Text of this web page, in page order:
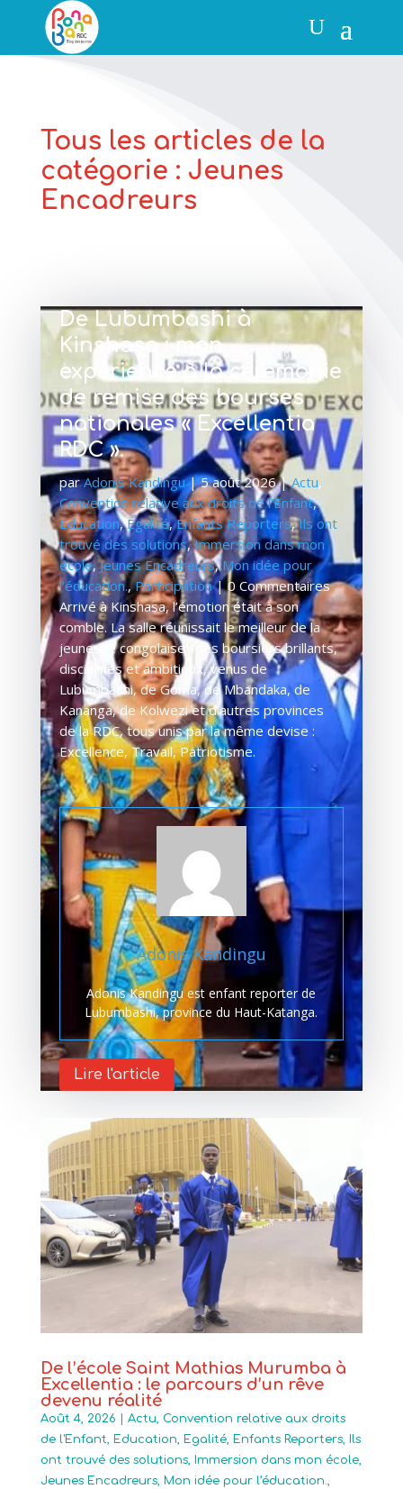
Tous les articles de la
catégorie : Jeunes
Encadreurs
De Lubumbashi à
Kinshasa : mon
expérience à la cérémonie
de remise des bourses
nationales « Excellentia
RDC ».
parAdonis Kandingu|5 août 2026|Actu,
Convention relative aux droits de l'Enfant,
Education,Egalité,Enfants Reporters,Ils ont
trouvé des solutions,Immersion dans mon
école,Jeunes Encadreurs,Mon idée pour
l’éducation.,Participation| 0 Commentaires
Arrivé à Kinshasa, l’émotion était à son
comble. La salle réunissait le meilleur de la
jeunesse congolaise : des boursiers brillants,
disciplinés et ambitieux, venus de
Lubumbashi, de Goma, de Mbandaka, de
Kananga, de Kolwezi et d’autres provinces
de la RDC, tous unis par la même devise :
Excellence, Travail, Patriotisme.
Adonis Kandingu
Adonis Kandingu est enfant reporter de
Lubumbashi, province du Haut-Katanga.
Lire l'article
De l’école Saint Mathias Murumba à
Excellentia : le parcours d’un rêve
devenu réalité
Août 4, 2026 Actu, Convention relative aux droits
de l'Enfant, Education, Egalité, Enfants Reporters, Ils
ont trouvé des solutions, Immersion dans mon école,
Jeunes Encadreurs, Mon idée pour l’éducation.,